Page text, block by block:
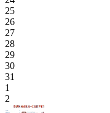
25
26
27
28
29
30
31
1
2